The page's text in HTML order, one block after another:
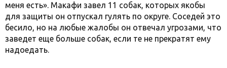
меня есть». Макафи завел 11 собак, которых якобы
для защиты он отпускал гулять по округе. Соседей это
бесило, но на любые жалобы он отвечал угрозами, что
заведет еще больше собак, если те не прекратят ему
надоедать.